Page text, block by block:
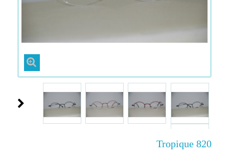
Tropique 820